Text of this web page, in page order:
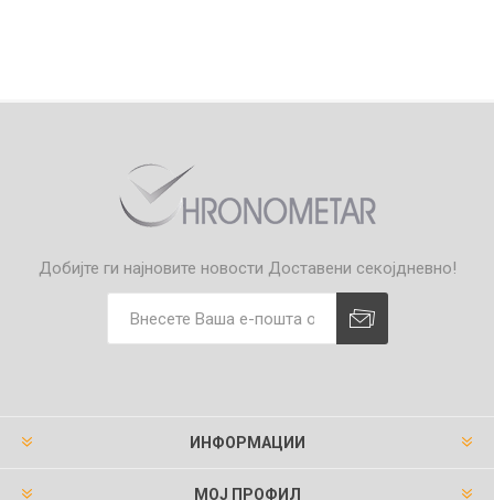
Добијте ги најновите новости Доставени секојдневно!
ИНФОРМАЦИИ
МОЈ ПРОФИЛ